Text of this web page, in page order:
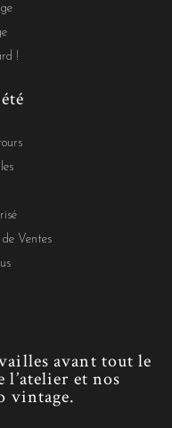
!
Ventes
avant tout le
l’atelier et nos
vintage.